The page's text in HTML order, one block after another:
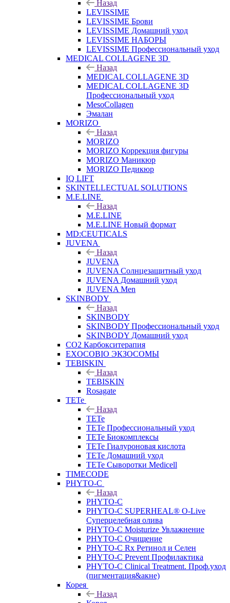
Назад
LEVISSIME
LEVISSIME Брови
LEVISSIME Домашний уход
LEVISSIME НАБОРЫ
LEVISSIME Профессиональный уход
MEDICAL COLLAGENE 3D
Назад
MEDICAL COLLAGENE 3D
MEDICAL COLLAGENE 3D
Профессиональный уход
MesoCollagen
Эмалан
MORIZO
Назад
MORIZO
MORIZO Коррекция фигуры
MORIZO Маникюр
MORIZO Педикюр
IQ LIFT
SKINTELLECTUAL SOLUTIONS
M.E.LINE
Назад
M.E.LINE
M.E.LINE Новый формат
MD:CEUTICALS
JUVENA
Назад
JUVENA
JUVENA Солнцезащитный уход
JUVENA Домашний уход
JUVENA Men
SKINBODY
Назад
SKINBODY
SKINBODY Профессиональный уход
SKINBODY Домашний уход
CO2 Карбокситерапия
EXOCOBIO ЭКЗОСОМЫ
TEBISKIN
Назад
TEBISKIN
Rosagate
TETe
Назад
TETe
TETe Профессиональный уход
TETe Биокомплексы
TETe Гиалуроновая кислота
TETe Домашний уход
TETe Сыворотки Medicell
TIMECODE
PHYTO-C
Назад
PHYTO-C
PHYTO-C SUPERHEAL® O-Live
Суперцелебная олива
PHYTO-C Moisturize Увлажнение
PHYTO-C Очищение
PHYTO-C Rx Ретинол и Селен
PHYTO-C Prevent Профилактика
PHYTO-C Clinical Treatment. Проф.уход
(пигментация&акне)
Корея
Назад